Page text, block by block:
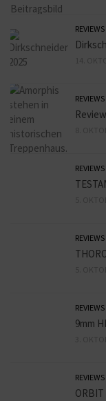
REVIEWS
REVIEWS
REVIEWS
REVIEWS
REVIEWS
9mm
REVIEWS